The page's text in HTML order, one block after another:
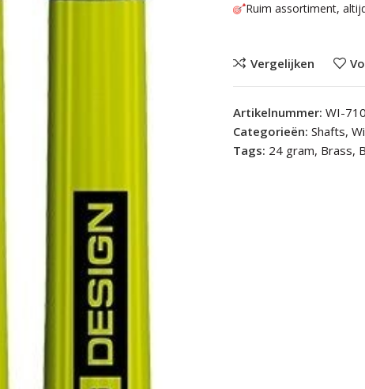
Ruim assortiment,
Vergelijken
Artikelnummer:WI-
Categorieën: Shafts,
Tags: 24 gram, Brass,